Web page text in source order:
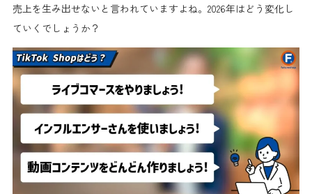
売上を生み出せないと言われていますよね。2026年はどう変化し
ていくでしょうか？